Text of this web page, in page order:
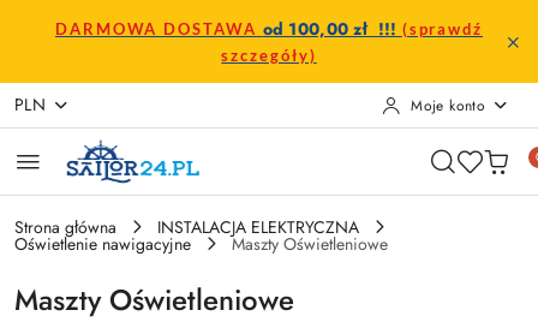
Przejdź do treści głównej
Przejdź do wyszukiwarki
Przejdź do moje konto
Przejdź do menu głównego
Przejdź do stopki
DARMOWA DOSTAWA od 100,00 zł !!! (sprawdź
szczegóły)
PLN Moje konto
Strona główna INSTALACJA ELEKTRYCZNA
Oświetlenie nawigacyjne Maszty Oświetleniowe
Maszty Oświetleniowe